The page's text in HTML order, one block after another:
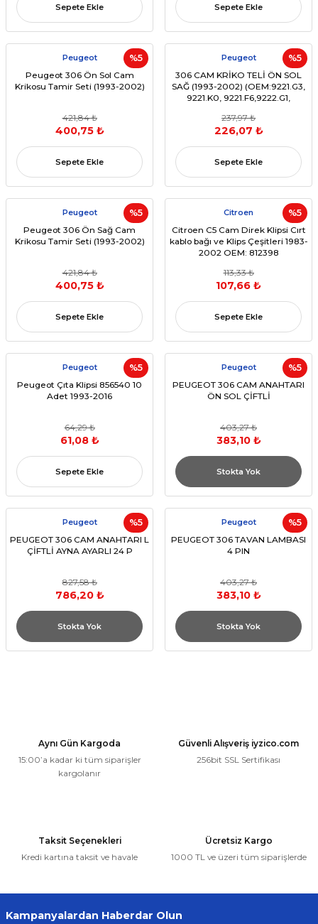
Sepete Ekle Sepete Ekle
%5
Peugeot
Peugeot 306 Ön Sol Cam
Krikosu Tamir Seti (1993-2002)
421,84 ₺
400,75 ₺
Sepete Ekle
%5
Peugeot
306 CAM KRİKO TELİ ÖN SOL
SAĞ (1993-2002) (OEM:9221.G3,
9221.K0, 9221.F6,9222.G1,
237,97 ₺
226,07 ₺
Sepete Ekle
%5
Peugeot
Peugeot 306 Ön Sağ Cam
Krikosu Tamir Seti (1993-2002)
421,84 ₺
400,75 ₺
Sepete Ekle
%5
Citroen
Citroen C5 Cam Direk Klipsi Cırt
kablo bağı ve Klips Çeşitleri 1983-
2002 OEM: 812398
113,33 ₺
107,66 ₺
Sepete Ekle
%5
Peugeot
Peugeot Çıta Klipsi 856540 10
Adet 1993-2016
64,29 ₺
61,08 ₺
Sepete Ekle
%5
Peugeot
PEUGEOT 306 CAM ANAHTARI
ÖN SOL ÇİFTLİ
403,27 ₺
383,10 ₺
Stokta Yok
%5
Peugeot
PEUGEOT 306 CAM ANAHTARI L
ÇİFTLİ AYNA AYARLI 24 P
827,58 ₺
786,20 ₺
Stokta Yok
%5
Peugeot
PEUGEOT 306 TAVAN LAMBASI
4 PIN
403,27 ₺
383,10 ₺
Stokta Yok
Aynı Gün Kargoda
15:00’a kadar ki tüm siparişler
kargolanır
Güvenli Alışveriş iyzico.com
256bit SSL Sertifikası
Taksit Seçenekleri
Kredi kartına taksit ve havale
Ücretsiz Kargo
1000 TL ve üzeri tüm siparişlerde
Kampanyalardan Haberdar Olun